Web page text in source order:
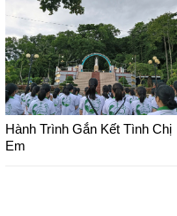
Hành Trình Gắn Kết Tình Chị
Em